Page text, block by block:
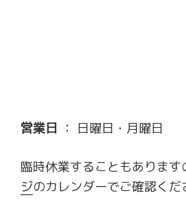
営業日 ： 日曜日・月曜日
臨時休業することもあります
ジのカレンダーでご確認くだ